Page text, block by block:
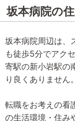
坂本病院の
坂本病院周辺は、
も徒歩5分でアク
寄駅の新小岩駅の
り良くありません。
転職をお考えの看
の生活環境・住み